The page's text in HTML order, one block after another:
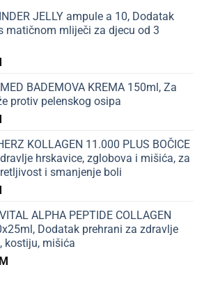
JELLY ampule a 10, Dodatak
matičnom mliječi za djecu od 3
BADEMOVA KREMA 150ml, Za
protiv pelenskog osipa
KOLLAGEN 11.000 PLUS BOČICE
hrskavice, zglobova i mišića, za
i smanjenje boli
ALPHA PEPTIDE COLLAGEN
Dodatak prehrani za zdravlje
kostiju, mišića